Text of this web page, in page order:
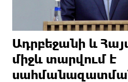
Ադրբեջանի և
միջև տարվում է